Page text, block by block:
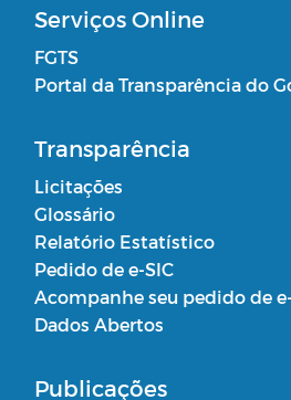
Serviços Online
FGTS
Portal da Transparência do
Transparência
Licitações
Glossário
Relatório Estatístico
Pedido de e-SIC
Acompanhe seu pedido de
Dados Abertos
Publicações